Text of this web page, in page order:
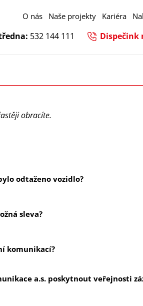
O nás Naše projekty Kariéra
532 144 111 Dispečink
obracíte.
odtaženo vozidlo?
sleva?
komunikací?
a.s. poskytnout veřejnosti